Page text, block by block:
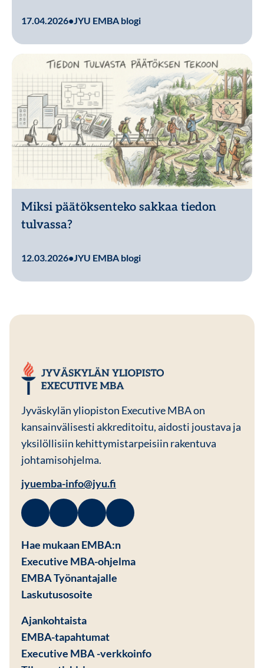
17.04.2026• JYU EMBA blogi
Miksi päätöksenteko sakkaa tiedon
tulvassa?
12.03.2026•JYU EMBA blogi
Jyväskylän yliopiston Executive MBA on
kansainvälisesti akkreditoitu, aidosti joustava ja
yksilöllisiin kehittymistarpeisiin rakentuva
johtamisohjelma.
jyuemba-info@jyu.fi
Facebook
Avautuu uuteen ikkunaan
Linkedin
Avautuu uuteen ikkunaan
Instagram
Avautuu uuteen ikkunaan
Youtube
Avautuu uuteen ikkunaan
Hae mukaan EMBA:n
Executive MBA-ohjelma
EMBA Työnantajalle
Laskutusosoite
Ajankohtaista
EMBA-tapahtumat
Executive MBA -verkkoinfo